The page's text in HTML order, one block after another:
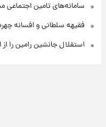
سامانه‌های تامین
فقیهه سلطانی و افسانه
استقلال جانشین رامین را از